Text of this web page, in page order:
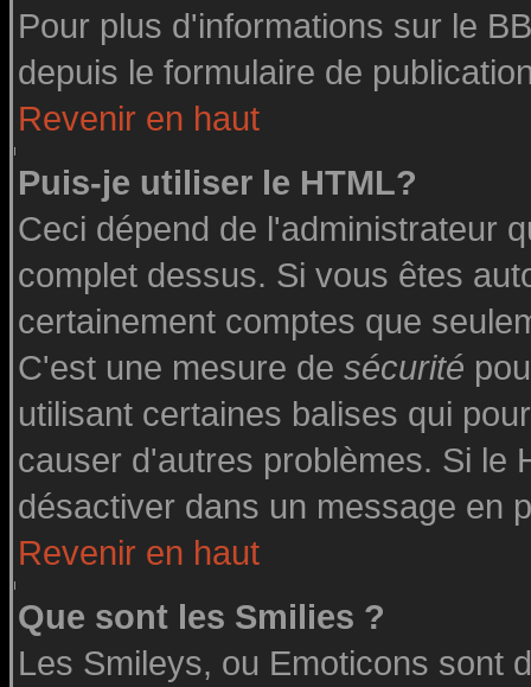
Pour plus d'informations sur le
depuis le formulaire de
Revenir en haut
Puis-je utiliser le HTML?
Ceci dépend de l'administrateur
complet dessus. Si vous êtes
certainement comptes que
C'est une mesure de sécurité
utilisant certaines balises qui
causer d'autres problèmes. Si le
désactiver dans un message en
Revenir en haut
Que sont les Smilies ?
Les Smileys, ou Emoticons sont